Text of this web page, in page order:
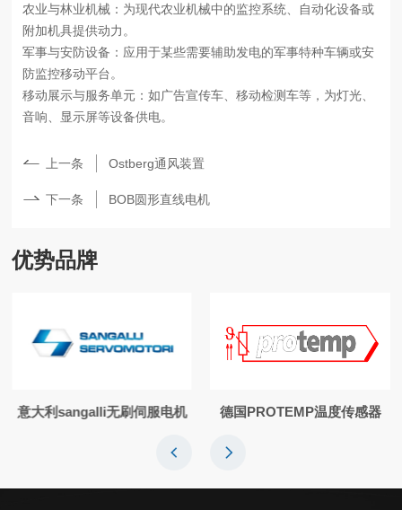
农业与林业机械：为现代农业机械中的监控系统、自动化设备或
附加机具提供动力。
军事与安防设备：应用于某些需要辅助发电的军事特种车辆或安
防监控移动平台。
移动展示与服务单元：如广告宣传车、移动检测车等，为灯光、
音响、显示屏等设备供电。
上一条 Ostberg通风装置
下一条 BOB圆形直线电机
优势品牌
意大利sangalli无刷伺服电机 德国PROTEMP温度传感器